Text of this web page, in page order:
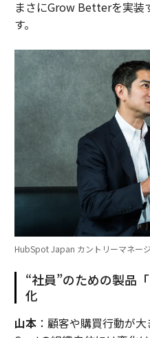
まさにGrow Betterを実装
す。
HubSpot Japan カントリーマネー
“社員”のための製品
化
山本：顧客や購買行動が